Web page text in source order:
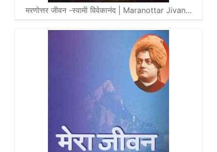
मरणोत्तर जीवन -स्वामी विवेकानंद | Maranottar Jivan…